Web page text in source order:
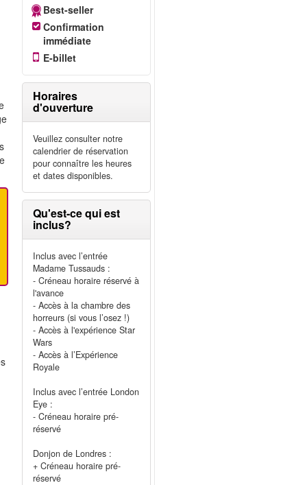
Best-seller
Confirmation
immédiate
E-billet
Horaires
d'ouverture
Veuillez consulter notre
calendrier de réservation
pour connaître les heures
et dates disponibles.
Qu'est-ce qui est
inclus?
Inclus avec l’entrée
Madame Tussauds :
- Créneau horaire réservé à
l'avance
- Accès à la chambre des
horreurs (si vous l’osez !)
- Accès à l'expérience Star
Wars
- Accès à l’Expérience
Royale
Inclus avec l’entrée London
Eye :
- Créneau horaire pré-
réservé
Donjon de Londres :
+ Créneau horaire pré-
réservé